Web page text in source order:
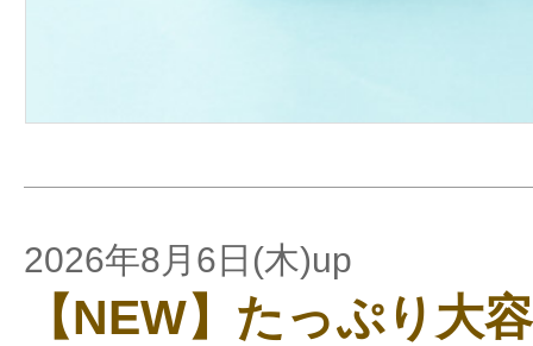
2026年8月6日(木)up
【NEW】たっぷり大